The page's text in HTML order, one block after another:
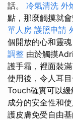
話。 冷氣清洗 外
點，那麼觸摸就會
單人房 護照申請
個開放的心和靈
調整 由於觸摸
護手霜，裡面裝
使用後，令人耳
Touch確實可以
成分的安全性和
護皮膚免受自由